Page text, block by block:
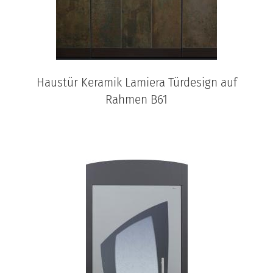
Haustür Keramik Lamiera Türdesign auf
Rahmen B61